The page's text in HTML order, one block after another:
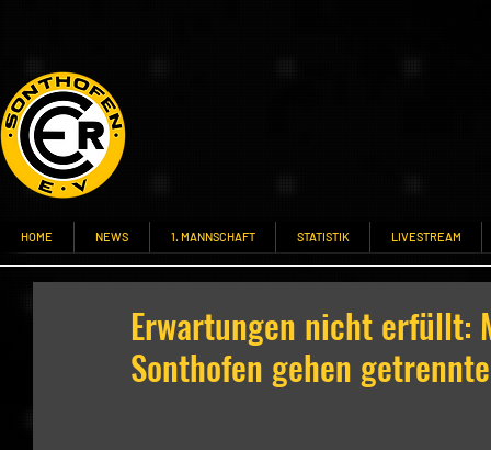
HOME NEWS 1. MANNSCHAFT STATISTIK LIVESTREAM
Erwartungen nicht erfüllt:
Sonthofen gehen